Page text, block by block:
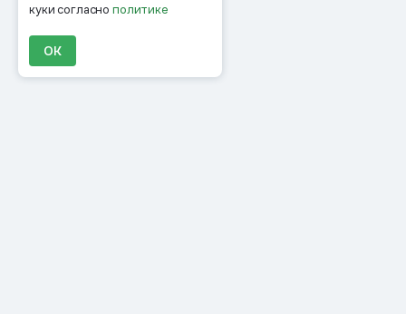
куки согласнополитике
ОК